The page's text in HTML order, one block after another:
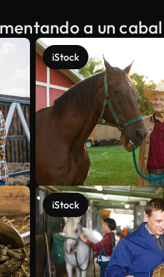
a un
iStock
iStock